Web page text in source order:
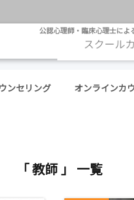
公認心理師・臨床心理士によ
ンセリング オンラインカ
「 教師 」 一覧